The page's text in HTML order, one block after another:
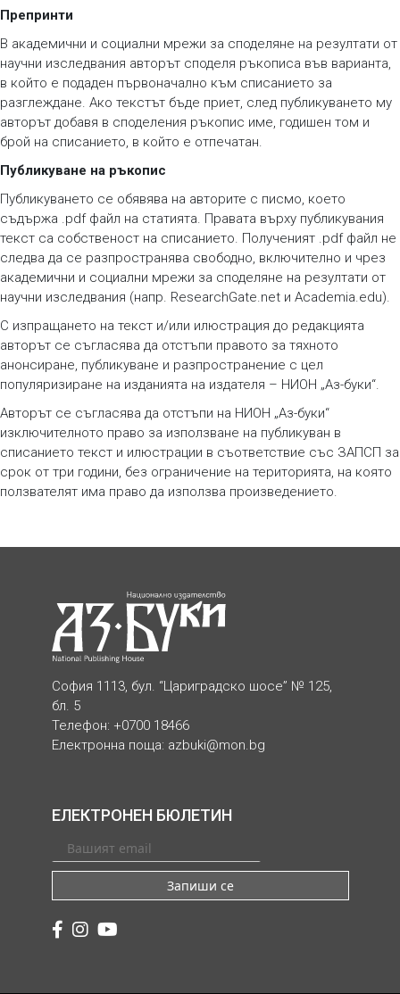
Препринти
В академични и социални мрежи за споделяне на резултати от
научни изследвания авторът споделя ръкописа във варианта,
в който е подаден първоначално към списанието за
разглеждане. Ако текстът бъде приет, след публикуването му
авторът добавя в споделения ръкопис име, годишен том и
брой на списанието, в който е отпечатан.
Публикуване на ръкопис
Публикуването се обявява на авторите с писмо, което
съдържа .pdf файл на статията. Правата върху публикувания
текст са собственост на списанието. Полученият .pdf файл не
следва да се разпространява свободно, включително и чрез
академични и социални мрежи за споделяне на резултати от
научни изследвания (напр. ResearchGate.net и Academia.edu).
С изпращането на текст и/или илюстрация до редакцията
авторът се съгласява да отстъпи правото за тяхното
анонсиране, публикуване и разпространение с цел
популяризиране на изданията на издателя – НИОН „Аз-буки“.
Авторът се съгласява да отстъпи на НИОН „Аз-буки“
изключителното право за използване на публикуван в
списанието текст и илюстрации в съответствие със ЗАПСП за
срок от три години, без ограничение на територията, на която
ползвателят има право да използва произведението.
София 1113, бул. “Цариградско шосе” № 125,
бл. 5
Телефон: +0700 18466
Електронна поща: azbuki@mon.bg
ЕЛЕКТРОНЕН БЮЛЕТИН
Запиши се